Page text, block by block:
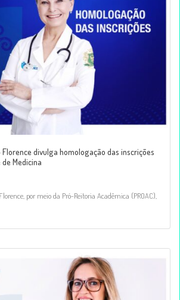
divulga homologação das inscrições
Medicina
por meio da Pró-Reitoria Acadêmica (PROAC),